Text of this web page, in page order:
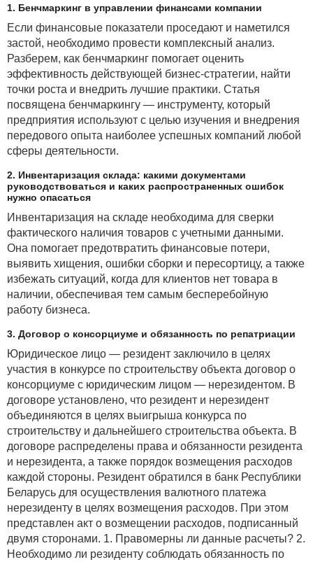
1. Бенчмаркинг в управлении финансами компании
Если финансовые показатели проседают и наметился
застой, необходимо провести комплексный анализ.
Разберем, как бенчмаркинг помогает оценить
эффективность действующей бизнес-стратегии, найти
точки роста и внедрить лучшие практики. Статья
посвящена бенчмаркингу — инструменту, который
предприятия используют с целью изучения и внедрения
передового опыта наиболее успешных компаний любой
сферы деятельности.
2. Инвентаризация склада: какими документами
руководствоваться и каких распространенных ошибок
нужно опасаться
Инвентаризация на складе необходима для сверки
фактического наличия товаров с учетными данными.
Она помогает предотвратить финансовые потери,
выявить хищения, ошибки сборки и пересортицу, а также
избежать ситуаций, когда для клиентов нет товара в
наличии, обеспечивая тем самым бесперебойную
работу бизнеса.
3. Договор о консорциуме и обязанность по репатриации
Юридическое лицо — резидент заключило в целях
участия в конкурсе по строительству объекта договор о
консорциуме с юридическим лицом — нерезидентом. В
договоре установлено, что резидент и нерезидент
объединяются в целях выигрыша конкурса по
строительству и дальнейшего строительства объекта. В
договоре распределены права и обязанности резидента
и нерезидента, а также порядок возмещения расходов
каждой стороны. Резидент обратился в банк Республики
Беларусь для осуществления валютного платежа
нерезиденту в целях возмещения расходов. При этом
представлен акт о возмещении расходов, подписанный
двумя сторонами. 1. Правомерны ли данные расчеты? 2.
Необходимо ли резиденту соблюдать обязанность по